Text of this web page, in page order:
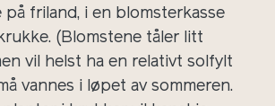
på friland, i en blomsterkasse
(Blomstene tåler litt
vil helst ha en relativt solfylt
vannes i løpet av sommeren.